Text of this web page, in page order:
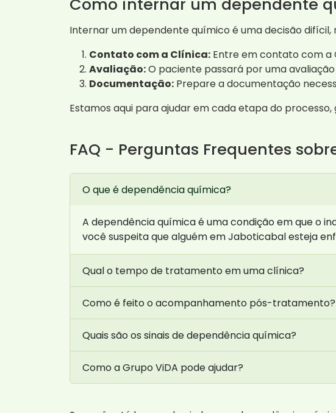
Internar um dependente químico é uma decisão difícil,
Contato com a Clínica: Entre em contato com a
Avaliação:O paciente passará por uma
Documentação: Prepare a documentação
Estamos aqui para ajudar em cada etapa do
FAQ - Perguntas Frequentes
O que é dependência química?
A dependência química é uma condição em que o
você suspeita que alguém em Jaboticabal esteja
Qual o tempo de tratamento em uma clínica?
Como é feito o acompanhamento pós-tratamento?
Quais são os sinais de dependência química?
Como a Grupo ViDA pode ajudar?